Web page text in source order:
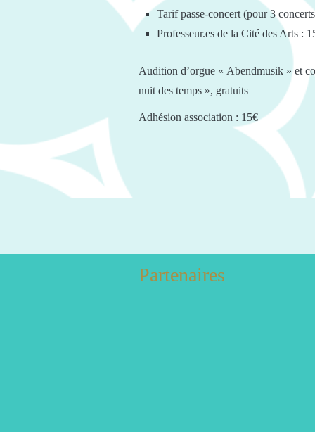
Tarif passe-concert (pour 3
Professeur.es de la Cité des Arts :
Audition d’orgue « Abendmusik » et
nuit des temps », gratuits
Adhésion association : 15€
Partenaires